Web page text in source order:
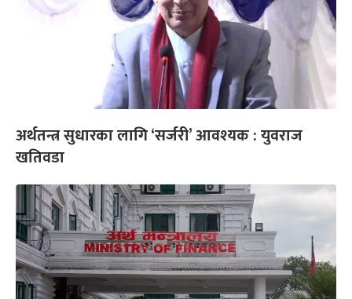
अर्थतन्त्र सुधारका लागि ‘सर्जरी’ आवश्यक : युवराज
खतिवडा